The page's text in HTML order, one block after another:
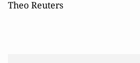
Theo Reuters